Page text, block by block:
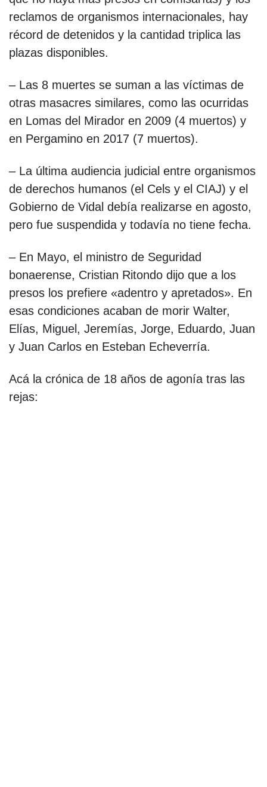
reclamos de organismos internacionales, hay
récord de detenidos y la cantidad triplica las
plazas disponibles.
– Las 8 muertes se suman a las víctimas de
otras masacres similares, como las ocurridas
en Lomas del Mirador en 2009 (4 muertos) y
en Pergamino en 2017 (7 muertos).
– La última audiencia judicial entre organismos
de derechos humanos (el Cels y el CIAJ) y el
Gobierno de Vidal debía realizarse en agosto,
pero fue suspendida y todavía no tiene fecha.
– En Mayo, el ministro de Seguridad
bonaerense, Cristian Ritondo dijo que a los
presos los prefiere «adentro y apretados». En
esas condiciones acaban de morir Walter,
Elías, Miguel, Jeremías, Jorge, Eduardo, Juan
y Juan Carlos en Esteban Echeverría.
Acá la crónica de 18 años de agonía tras las
rejas: